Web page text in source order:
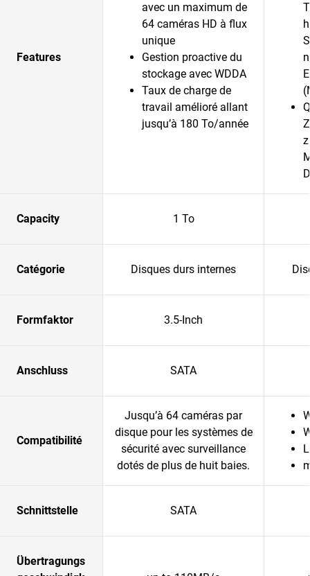
Features
avec un maximum de
64 caméras HD à flux
unique
Gestion proactive du
stockage avec WDDA
Taux de charge de
travail amélioré allant
jusqu’à 180 To/année
Capacity 1 To
Catégorie Disques durs internes
Formfaktor 3.5-Inch
Anschluss SATA
Compatibilité
Jusqu’à 64 caméras par
disque pour les systèmes de
sécurité avec surveillance
dotés de plus de huit baies.
Schnittstelle SATA
Übertragungs